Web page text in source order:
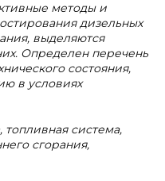
методы и
дизельных
выделяются
Определен перечень
состояния,
в условиях
топливная система,
сгорания,